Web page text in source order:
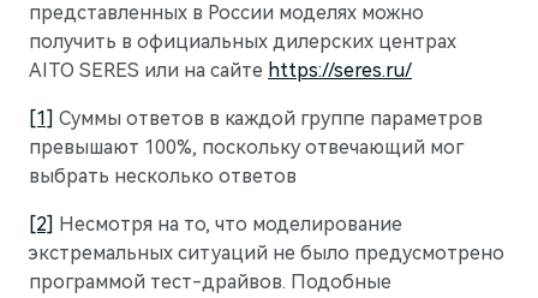
представленных в России моделях можно
получить в официальных дилерских центрах
AITO SERES или на сайте https://seres.ru/
[1] Суммы ответов в каждой группе параметров
превышают 100%, поскольку отвечающий мог
выбрать несколько ответов
[2] Несмотря на то, что моделирование
экстремальных ситуаций не было предусмотрено
программой тест-драйвов. Подобные